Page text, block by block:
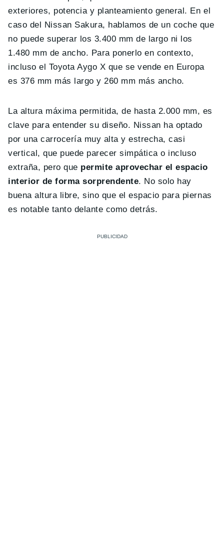
exteriores, potencia y planteamiento general. En el
caso del Nissan Sakura, hablamos de un coche que
no puede superar los 3.400 mm de largo ni los
1.480 mm de ancho. Para ponerlo en contexto,
incluso el Toyota Aygo X que se vende en Europa
es 376 mm más largo y 260 mm más ancho.
La altura máxima permitida, de hasta 2.000 mm, es
clave para entender su diseño. Nissan ha optado
por una carrocería muy alta y estrecha, casi
vertical, que puede parecer simpática o incluso
extraña, pero que permite aprovechar el espacio
interior de forma sorprendente. No solo hay
buena altura libre, sino que el espacio para piernas
es notable tanto delante como detrás.